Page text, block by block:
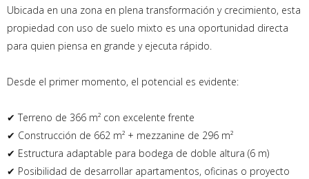
Ubicada en una zona en plena transformación y crecimiento, esta
propiedad con uso de suelo mixto es una oportunidad directa
para quien piensa en grande y ejecuta rápido.
Desde el primer momento, el potencial es evidente:
✔ Terreno de 366 m² con excelente frente
✔ Construcción de 662 m² + mezzanine de 296 m²
✔ Estructura adaptable para bodega de doble altura (6 m)
✔ Posibilidad de desarrollar apartamentos, oficinas o proyecto